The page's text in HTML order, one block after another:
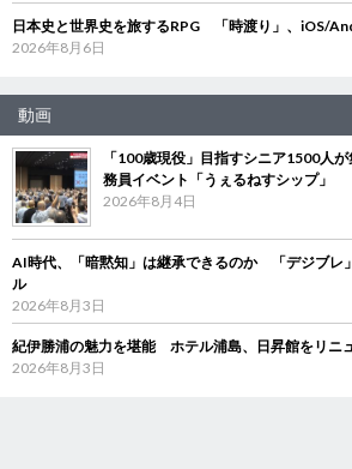
日本史と世界史を旅するRPG 「時渡り」、iOS/
2026年8月6日
動画
「100歳現役」目指すシニア1500人
務員イベント「うぇるねすシップ」
2026年8月4日
AI時代、「暗黙知」は継承できるのか 「デジブレ
ル
2026年8月3日
紀伊勝浦の魅力を堪能 ホテル浦島、日昇館をリニ
2026年8月3日